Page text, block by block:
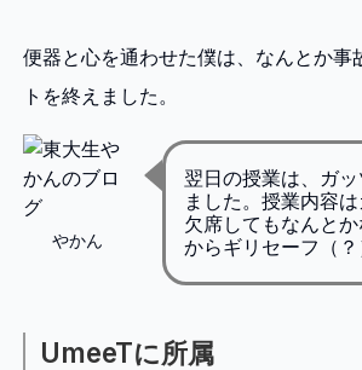
便器と心を通わせた僕は、なんとか事
トを終えました。
やかん
翌日の授業は、ガ
ました。授業内容は
欠席してもなんと
からギリセーフ（？
UmeeTに所属